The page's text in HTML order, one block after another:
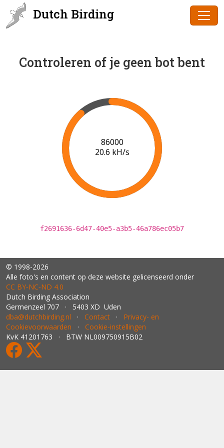
Dutch Birding
Controleren of je geen bot bent
88000
20.0 kH/s
f2691636-6d47-40e5-a3b5-46a786ec05b7
© 1998-2026
Alle foto's en content op deze website gelicenseerd onder
CC BY‑NC‑ND 4.0
Dutch Birding Association
Germenzeel 707 · 5403 XD Uden
dba@dutchbirding.nl · Contact · Privacy- en
Cookievoorwaarden · Cookie-instellingen
KvK 41201763 · BTW NL009750915B02